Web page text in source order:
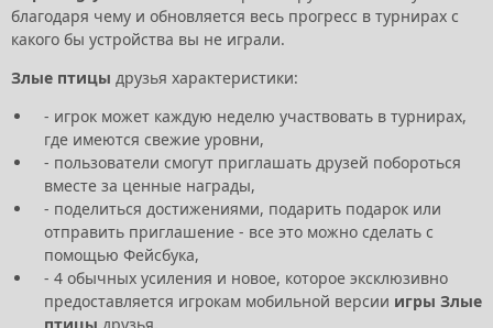
благодаря чему и обновляется весь прогресс в турнирах с
какого бы устройства вы не играли.
Злые птицы друзья характеристики:
- игрок может каждую неделю участвовать в турнирах,
где имеются свежие уровни,
- пользователи смогут приглашать друзей побороться
вместе за ценные награды,
- поделиться достижениями, подарить подарок или
отправить приглашение - все это можно сделать с
помощью Фейсбука,
- 4 обычных усиления и новое, которое эксклюзивно
предоставляется игрокам мобильной версии игры Злые